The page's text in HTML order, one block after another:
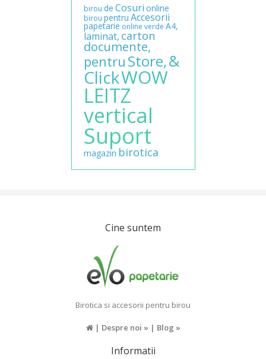
birou de Cosuri online
birou pentru Accesorii
papetarie online verde A4,
laminat, carton
documente,
pentru Store,&
ClickWOW
LEITZ
vertical
Suport
magazin birotica
Cine suntem
Birotica si accesorii pentru birou
| Despre noi » | Blog »
Informatii